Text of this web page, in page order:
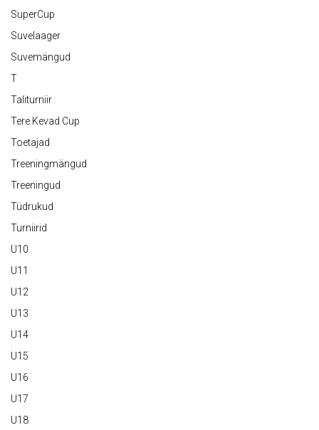
SuperCup
Suvelaager
Suvemängud
T
Taliturniir
Tere Kevad Cup
Toetajad
Treeningmängud
Treeningud
Tüdrukud
Turniirid
U10
U11
U12
U13
U14
U15
U16
U17
U18